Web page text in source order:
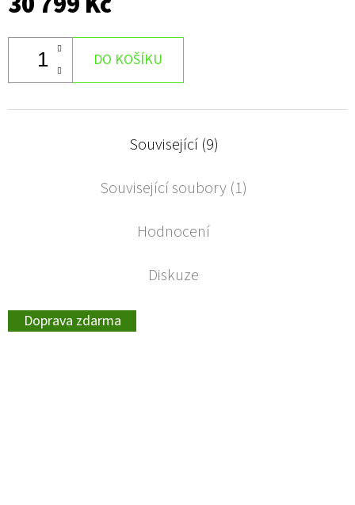
DO KOŠÍKU
Související (9)
Související soubory (1)
Hodnocení
Diskuze
Doprava zdarma